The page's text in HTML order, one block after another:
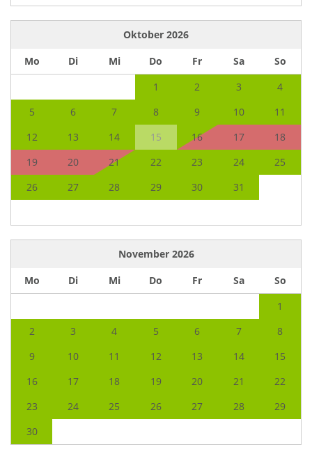
Oktober 2026
Mo
Di Mi Do Fr Sa
So
1
2 3
4
5
6 7 8 9 10
11
12
13 14 15 16 17
18
19
20 21 22 23 24
25
26
27 28 29 30 31
November 2026
Mo
Di Mi Do Fr Sa
So
1
2
3 4 5 6 7
8
9
10 11 12 13 14
15
16
17 18 19 20 21
22
23
24 25 26 27 28
29
30